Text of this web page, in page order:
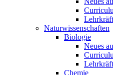
Naturwissenschaften
Biologie
Neues
Chemie